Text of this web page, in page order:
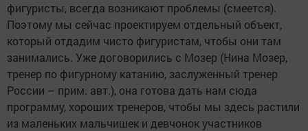
фигуристы, всегда возникают проблемы (смеется).
Поэтому мы сейчас проектируем отдельный объект,
который отдадим чисто фигуристам, чтобы они там
занимались. Уже договорились с Мозер (Нина Мозер,
тренер по фигурному катанию, заслуженный тренер
России – прим. авт.), она готова дать нам сюда
программу, хороших тренеров, чтобы мы здесь растили
из маленьких мальчишек и девчонок участников